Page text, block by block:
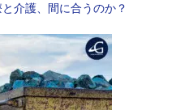
介護、間に合うのか？